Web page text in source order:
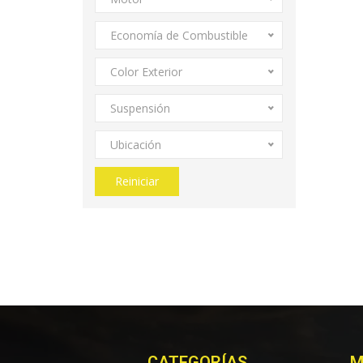
Economía de Combustible
Color Exterior
Suspensión
Ubicación
Reiniciar